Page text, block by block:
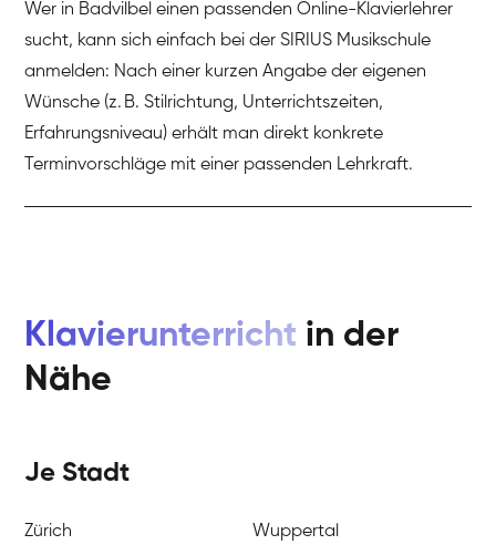
Wer in Badvilbel einen passenden Online-Klavierlehrer
sucht, kann sich einfach bei der SIRIUS Musikschule
anmelden: Nach einer kurzen Angabe der eigenen
Wünsche (z. B. Stilrichtung, Unterrichtszeiten,
Erfahrungsniveau) erhält man direkt konkrete
Terminvorschläge mit einer passenden Lehrkraft.
Klavierunterricht in der
Nähe
Je Stadt
Zürich
Wuppertal